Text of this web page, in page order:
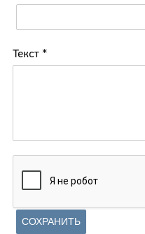
Текст *